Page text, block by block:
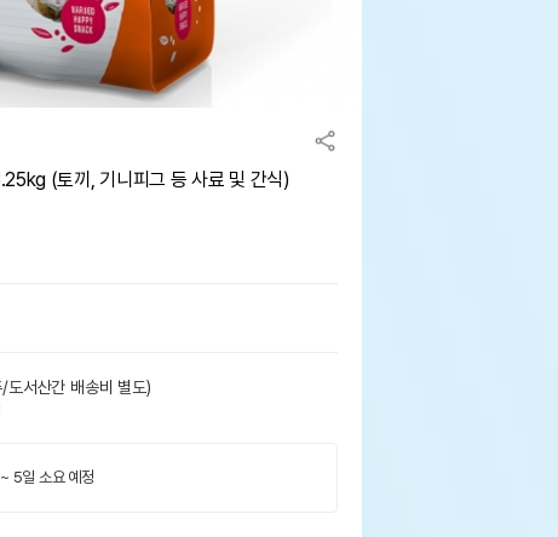
(토끼, 기니피그 등 사료 및 간식)
도서산간 배송비 별도)
5일 소요 예정